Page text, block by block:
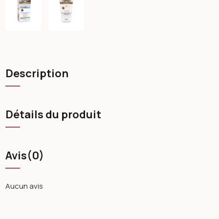
Description
Détails du produit
Avis(0)
Aucun avis